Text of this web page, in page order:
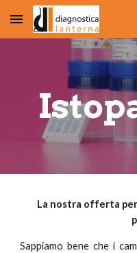
Skip to main content
La nostra offerta per
Sappiamo bene che i